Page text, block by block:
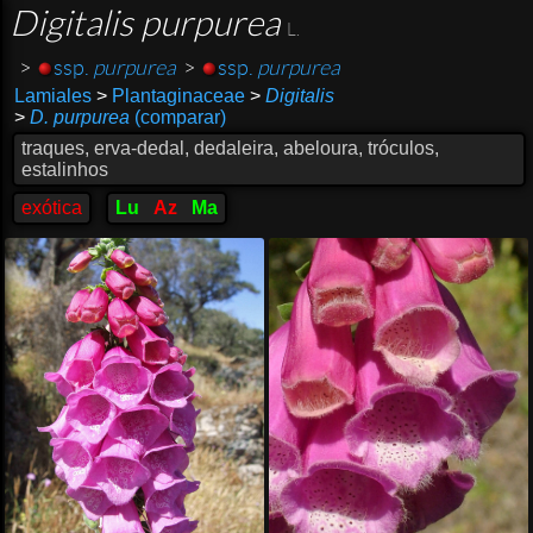
Digitalis purpurea
> ssp. purpurea > ssp. purpurea
Lamiales >Plantaginaceae > Digitalis
> D. purpurea (comparar)
traques, erva-dedal, dedaleira, abeloura, tróculos,
estalinhos
exótica
Lu Az Ma